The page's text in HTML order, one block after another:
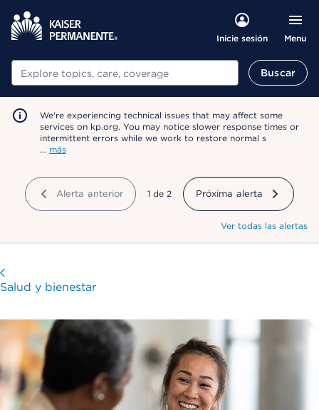
Inicie sesión Menu
Buscar Buscar
We're experiencing technical issues that may affect some
services on kp.org. You may notice slower response times or
intermittent errors while we work to restore normal s
… más
Alerta anterior mostrando
1 de 2 Próxima alerta
Ver todas las alertas
Visitar
Salud y bienestar